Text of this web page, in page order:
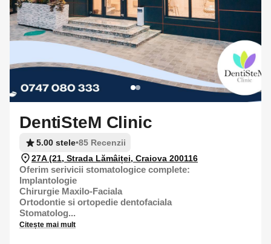
DentiSteM Clinic
5.00 stele•85 Recenzii
27A (21, Strada Lămâiței, Craiova 200116
Oferim serivicii stomatologice complete:
Implantologie
Chirurgie Maxilo-Faciala
Ortodontie si ortopedie dentofaciala
Stomatolog...
Citește mai mult